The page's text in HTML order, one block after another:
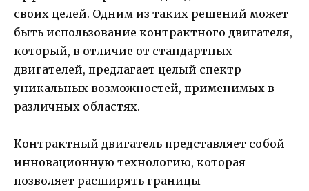
своих целей. Одним из таких решений может
быть использование контрактного двигателя,
который, в отличие от стандартных
двигателей, предлагает целый спектр
уникальных возможностей, применимых в
различных областях.
Контрактный двигатель представляет собой
инновационную технологию, которая
позволяет расширять границы